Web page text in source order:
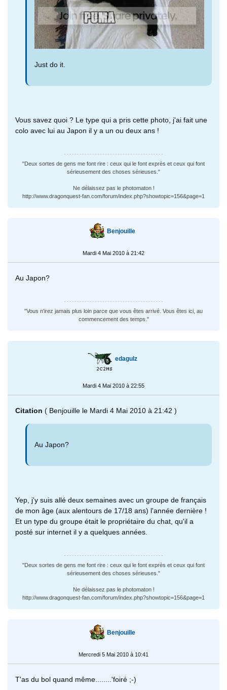
Just do it.
Vous savez quoi ? Le type qui a pris cette photo, j'ai fait une
colo avec lui au Japon il y a un ou deux ans !
"Deux sortes de gens me font rire : ceux qui le font exprès et ceux qui font
sérieusement des choses sérieuses."
Ne délaissez pas le photomaton !
http://www.dragonquest-fan.com/forum/index.php?showtopic=156&page=1
Benjouille
Mardi 4 Mai 2010 à 21:42
Au Japon?
"Vous n'irez jamais plus loin parce que vous êtes arrivé. Vous êtes ici, au
commencement des temps."
edagulz
Mardi 4 Mai 2010 à 22:55
Citation ( Benjouille le Mardi 4 Mai 2010 à 21:42 )
Au Japon?
Yep, j'y suis allé deux semaines avec un groupe de français
de mon âge (aux alentours de 17/18 ans) l'année dernière !
Et un type du groupe était le propriétaire du chat, qu'il a
posté sur internet il y a quelques années.
"Deux sortes de gens me font rire : ceux qui le font exprès et ceux qui font
sérieusement des choses sérieuses."
Ne délaissez pas le photomaton !
http://www.dragonquest-fan.com/forum/index.php?showtopic=156&page=1
Benjouille
Mercredi 5 Mai 2010 à 10:41
T'as du bol quand même........'foiré ;-)